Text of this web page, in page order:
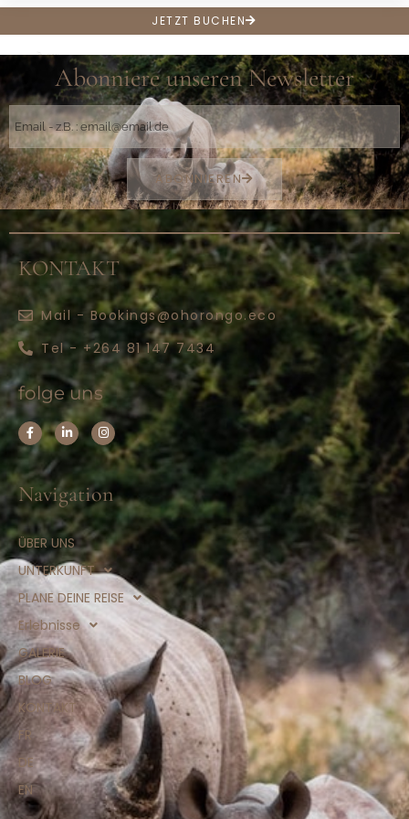
JETZT BUCHEN
Abonniere unseren Newsletter
ABONNIEREN
KONTAKT
Mail - Bookings@ohorongo.eco
Tel - +264 81 147 7434
folge uns
Navigation
ÜBER UNS
UNTERKUNFT
PLANE DEINE REISE
Erlebnisse
GALERIE
BLOG
KONTAKT
FR
DE
EN